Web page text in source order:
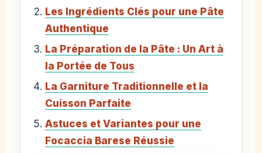
Les Ingrédients Clés pour une Pâte
Authentique
La Préparation de la Pâte : Un Art à
la Portée de Tous
La Garniture Traditionnelle et la
Cuisson Parfaite
Astuces et Variantes pour une
Focaccia Barese Réussie